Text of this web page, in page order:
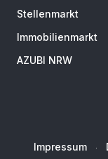
Stellenmarkt
Immobilienmarkt
AZUBI NRW
Impressum